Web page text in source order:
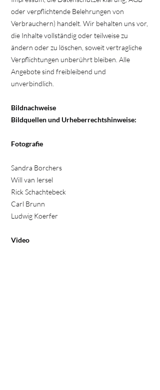
oder verpflichtende Belehrungen von
Verbrauchern) handelt. Wir behalten uns vor,
die Inhalte vollständig oder teilweise zu
ändern oder zu löschen, soweit vertragliche
Verpflichtungen unberührt bleiben. Alle
Angebote sind freibleibend und
unverbindlich.
Bildnachweise
Bildquellen und Urheberrechtshinweise:
Fotografie
Sandra Borchers
Will van Iersel
Rick Schachtebeck
Carl Brunn
Ludwig Koerfer
Video